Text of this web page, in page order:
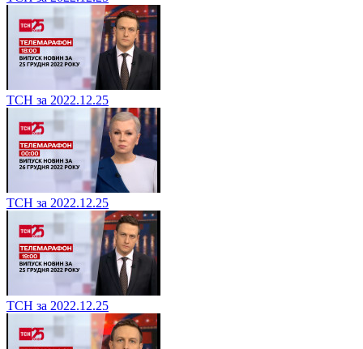
ТСН за 2022.12.25
ТСН за 2022.12.25
ТСН за 2022.12.25